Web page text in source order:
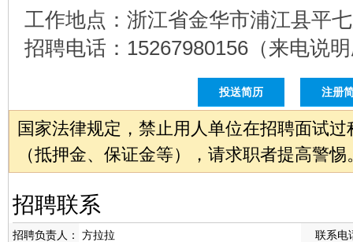
工作地点：浙江省金华市浦江县平
招聘电话：15267980156（来电说
投送简历 注册
国家法律规定，禁止用人单位在招聘面试
（抵押金、保证金等），请求职者提高警惕
招聘联系
招聘负责人： 方拉拉
联系电